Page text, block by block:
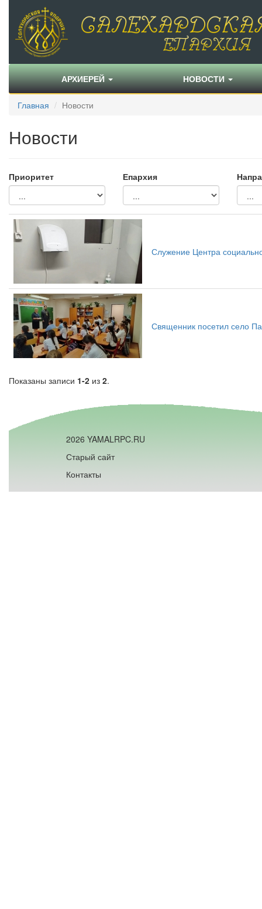
АРХИЕРЕЙ НОВОСТИ
Главная Новости
Новости
Приоритет Епархия
Служение Центра
Священник посетил село
Показаны записи 1-2 из 2.
2026 YAMALRPC.RU
Старый сайт
Контакты